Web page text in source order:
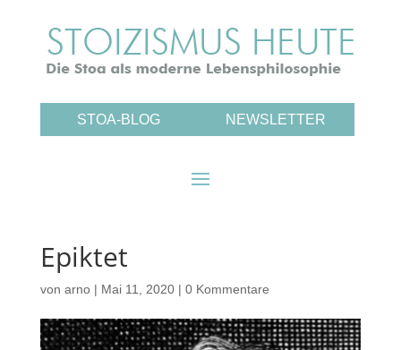
STOA-BLOG NEWSLETTER
Epiktet
von arno| Mai 11, 2020| 0 Kommentare